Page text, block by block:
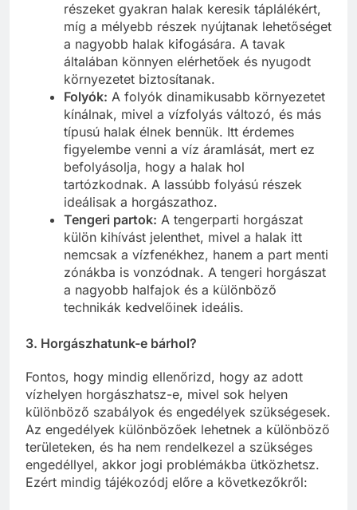
részeket gyakran halak keresik táplálékért,
míg a mélyebb részek nyújtanak lehetőséget
a nagyobb halak kifogására. A tavak
általában könnyen elérhetőek és nyugodt
környezetet biztosítanak.
Folyók: A folyók dinamikusabb környezetet
kínálnak, mivel a vízfolyás változó, és más
típusú halak élnek bennük. Itt érdemes
figyelembe venni a víz áramlását, mert ez
befolyásolja, hogy a halak hol
tartózkodnak. A lassúbb folyású részek
ideálisak a horgászathoz.
Tengeri partok: A tengerparti horgászat
külön kihívást jelenthet, mivel a halak itt
nemcsak a vízfenékhez, hanem a part menti
zónákba is vonzódnak. A tengeri horgászat
a nagyobb halfajok és a különböző
technikák kedvelőinek ideális.
3. Horgászhatunk-e bárhol?
Fontos, hogy mindig ellenőrizd, hogy az adott
vízhelyen horgászhatsz-e, mivel sok helyen
különböző szabályok és engedélyek szükségesek.
Az engedélyek különbözőek lehetnek a különböző
területeken, és ha nem rendelkezel a szükséges
engedéllyel, akkor jogi problémákba ütközhetsz.
Ezért mindig tájékozódj előre a következőkről: